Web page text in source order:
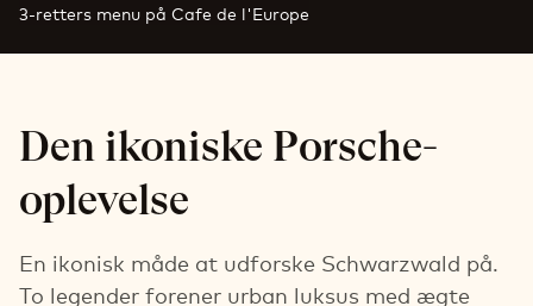
3-retters menu på Cafe de l'Europe
Den ikoniske Porsche-
oplevelse
En ikonisk måde at udforske Schwarzwald på.
To legender forener urban luksus med ægte